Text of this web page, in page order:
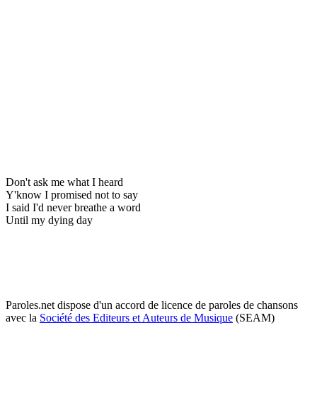
Don't ask me what I heard
Y'know I promised not to say
I said I'd never breathe a word
Until my dying day
Paroles.net dispose d'un accord de licence de paroles de chansons
avec la Société des Editeurs et Auteurs de Musique (SEAM)